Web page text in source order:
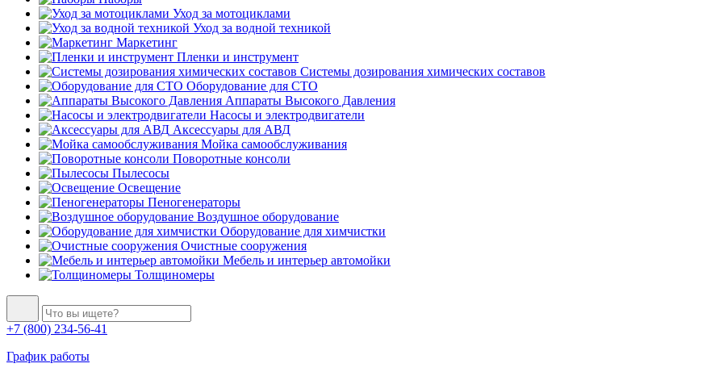
Уход за мотоциклами
Уход за водной техникой
Маркетинг
Пленки и инструмент
Системы дозирования химических составов
Оборудование для СТО
Аппараты Высокого Давления
Насосы и электродвигатели
Аксессуары для АВД
Мойка самообслуживания
Поворотные консоли
Пылесосы
Освещение
Пеногенераторы
Воздушное оборудование
Оборудование для химчистки
Очистные сооружения
Мебель и интерьер автомойки
Толщиномеры
+7 (800) 234-56-41
График работы